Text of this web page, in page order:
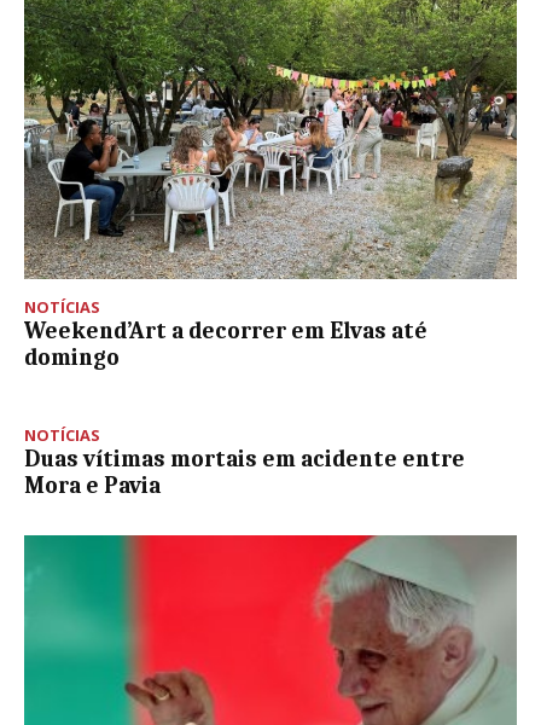
NOTÍCIAS
Weekend’Art a decorrer em Elvas até
domingo
NOTÍCIAS
Duas vítimas mortais em acidente entre
Mora e Pavia